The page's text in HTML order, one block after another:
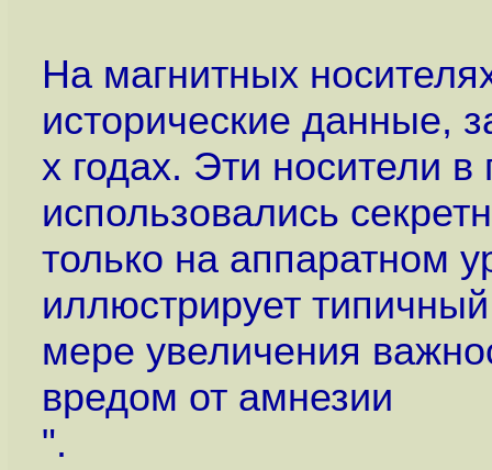
На магнитных
исторические данные,
х годах. Эти носители
использовались
только на аппаратном
иллюстрирует
мере увеличения
вредом от амнезии
".